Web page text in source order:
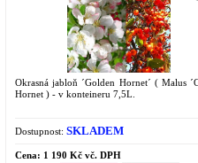
Okrasná jabloň ´Golden Hornet´ ( Malus
Hornet ) - v konteineru 7,5L.
Dostupnost: SKLADEM
Cena: 1 190 Kč vč. DPH